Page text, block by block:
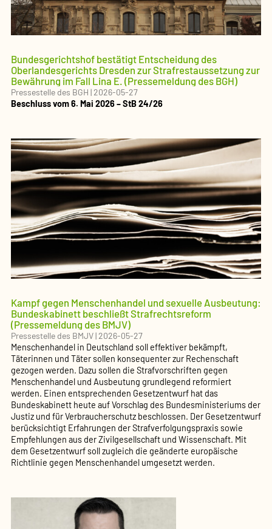
Bundesgerichtshof bestätigt Entscheidung des
Oberlandesgerichts Dresden zur Strafrestaussetzung zur
Bewährung im Fall Lina E. (Pressemeldung des BGH)
Pressestelle des BGH |2026-05-27
Beschluss vom 6. Mai 2026 – StB 24/26
Kampf gegen Menschenhandel und sexuelle Ausbeutung:
Bundeskabinett beschließt Strafrechtsreform
(Pressemeldung des BMJV)
Pressestelle des BMJV|2026-05-27
Menschenhandel in Deutschland soll effektiver bekämpft,
Täterinnen und Täter sollen konsequenter zur Rechenschaft
gezogen werden. Dazu sollen die Strafvorschriften gegen
Menschenhandel und Ausbeutung grundlegend reformiert
werden. Einen entsprechenden Gesetzentwurf hat das
Bundeskabinett heute auf Vorschlag des Bundesministeriums der
Justiz und für Verbraucherschutz beschlossen. Der Gesetzentwurf
berücksichtigt Erfahrungen der Strafverfolgungs­praxis sowie
Empfehlungen aus der Zivilgesellschaft und Wissenschaft. Mit
dem Gesetzentwurf soll zugleich die geänderte europäische
Richtlinie gegen Menschenhandel umgesetzt werden.